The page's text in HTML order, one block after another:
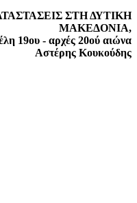
ΣΤΗ ΔΥΤΙΚΗ
ΜΑΚΕΔΟΝΙΑ,
19ου - αρχές 20ού αιώνα
Αστέρης Κουκούδης